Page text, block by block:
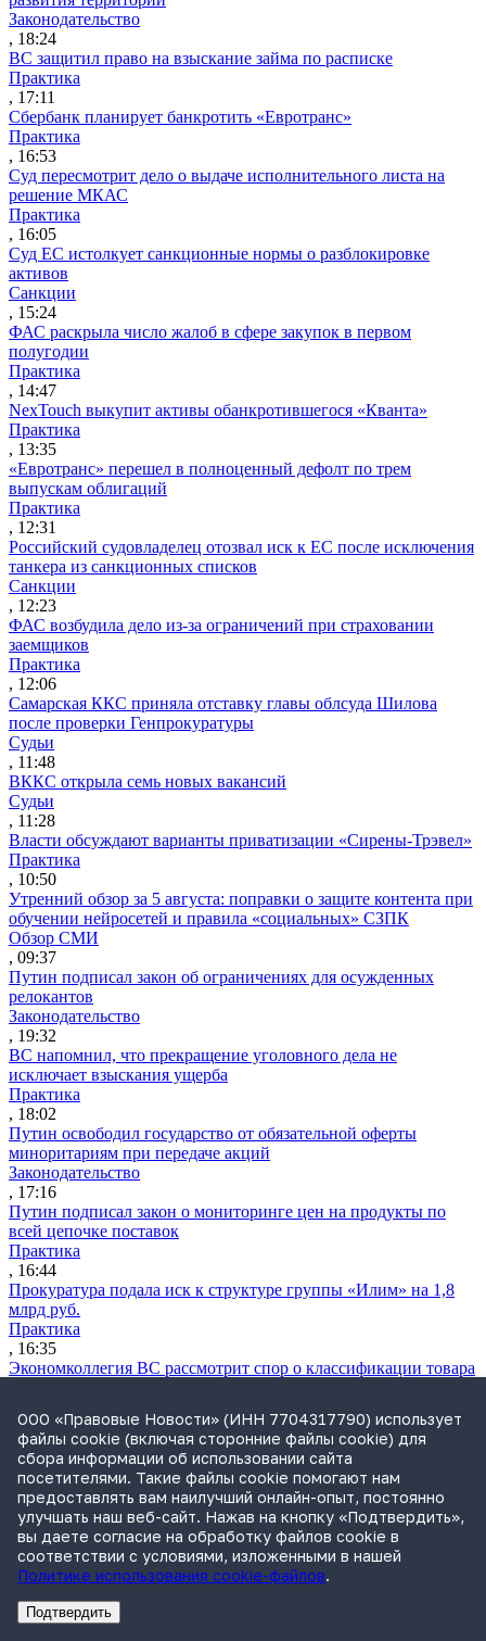
Законодательство
, 18:24
ВС защитил право на взыскание займа по расписке
Практика
, 17:11
Сбербанк планирует банкротить «Евротранс»
Практика
, 16:53
Суд пересмотрит дело о выдаче исполнительного листа на
решение МКАС
Практика
, 16:05
Суд ЕС истолкует санкционные нормы о разблокировке
активов
Санкции
, 15:24
ФАС раскрыла число жалоб в сфере закупок в первом
полугодии
Практика
, 14:47
NexTouch выкупит активы обанкротившегося «Кванта»
Практика
, 13:35
«Евротранс» перешел в полноценный дефолт по трем
выпускам облигаций
Практика
, 12:31
Российский судовладелец отозвал иск к ЕС после исключения
танкера из санкционных списков
Санкции
, 12:23
ФАС возбудила дело из-за ограничений при страховании
заемщиков
Практика
, 12:06
Самарская ККС приняла отставку главы облсуда Шилова
после проверки Генпрокуратуры
Судьи
, 11:48
ВККС открыла семь новых вакансий
Судьи
, 11:28
Власти обсуждают варианты приватизации «Сирены-Трэвел»
Практика
, 10:50
Утренний обзор за 5 августа: поправки о защите контента при
обучении нейросетей и правила «социальных» СЗПК
Обзор СМИ
, 09:37
Путин подписал закон об ограничениях для осужденных
релокантов
Законодательство
, 19:32
ВС напомнил, что прекращение уголовного дела не
исключает взыскания ущерба
Практика
, 18:02
Путин освободил государство от обязательной оферты
миноритариям при передаче акций
Законодательство
, 17:16
Путин подписал закон о мониторинге цен на продукты по
всей цепочке поставок
Практика
, 16:44
Прокуратура подала иск к структуре группы «Илим» на 1,8
млрд руб.
Практика
, 16:35
Экономколлегия ВС рассмотрит спор о классификации товара
, 16:24
Дочерняя компания «Мегафона» подала иск к «М.Видео» на
1,8 млрд руб.
Практика
, 15:50
СИП проверит отмену патента на систему управления
устройствами после возражений «Яндекса»
Практика
, 15:17
Суды 10 стран рассматривают иски российской «дочки»
Google о возврате дивидендов
РекламаАдвокатское бюро Санкт-Петербурга «Вертикаль» ИНН 7841290773
ООО «Правовые Новости» (ИНН 7704317790) использует
файлы cookie (включая сторонние файлы cookie) для
сбора информации об использовании сайта
посетителями. Такие файлы cookie помогают нам
предоставлять вам наилучший онлайн-опыт, постоянно
улучшать наш веб-сайт. Нажав на кнопку «Подтвердить»,
вы даете согласие на обработку файлов cookie в
соответствии с условиями, изложенными в нашей
Политике использования cookie-файлов.
Подтвердить